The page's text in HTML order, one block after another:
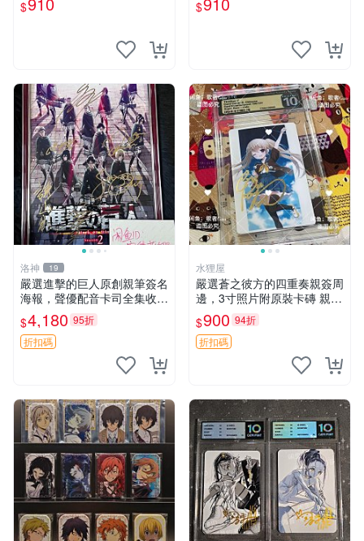
收藏
$
親筆
$
洛神 19
嚴選進擊的巨人原創親筆簽名
海報，聲優配音卡司全集收藏
推薦 艾倫、三笠、阿明、埃
爾文巨細靡遺肖像照
$4,180 95折
折扣碼
水狸屋
嚴選蒼之彼方的四重奏親簽周
邊，3寸照片附原裝卡磚 親簽
照 收藏級 影印品 杜蕾斯相紙
質地 限量版 Aokana Four Rh
ythm 藍光紀念照 簽名
$900 94折
折扣碼